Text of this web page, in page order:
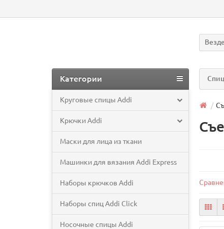
Везде
Категории
Круговые спицы Addi
Крючки Addi
Маски для лица из ткани
Машинки для вязания Addi Express
Наборы крючков Addi
Наборы спиц Addi Click
Носочные спицы Addi